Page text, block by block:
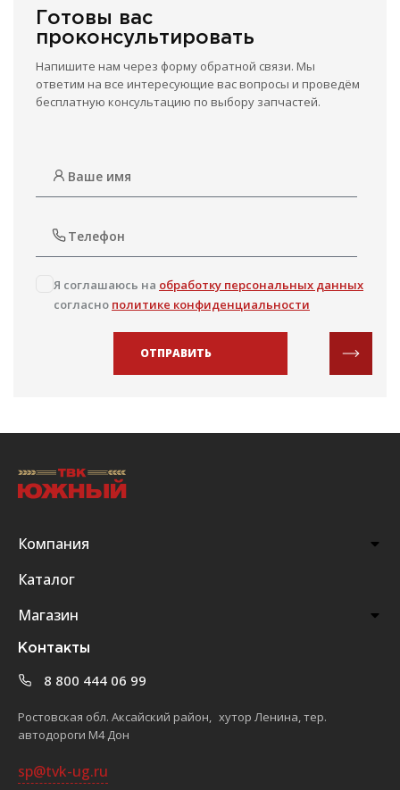
Готовы вас
проконсультировать
Напишите нам через форму обратной связи. Мы
ответим на все интересующие вас вопросы и проведём
бесплатную консультацию по выбору запчастей.
Я соглашаюсь на обработку персональных данных
согласно политике конфиденциальности
ОТПРАВИТЬ
Компания
Каталог
Магазин
Контакты
8 800 444 06 99
Ростовская обл. Аксайский район, хутор Ленина, тер.
автодороги М4 Дон
sp@tvk-ug.ru